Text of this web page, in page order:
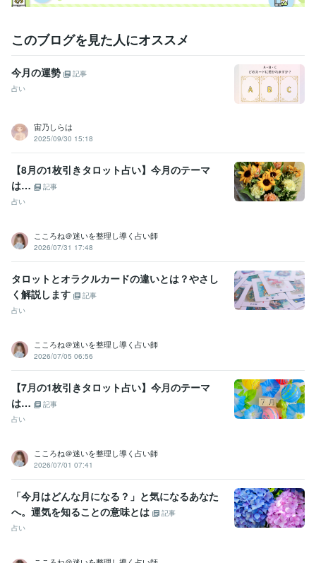
このブログを見た人にオススメ
今月の運勢
記事
占い
宙乃しらは
2025/09/30 15:18
【8月の1枚引きタロット占い】今月のテーマ
は…
記事
占い
こころね＠迷いを整理し導く占い師
2026/07/31 17:48
タロットとオラクルカードの違いとは？やさし
く解説します
記事
占い
こころね＠迷いを整理し導く占い師
2026/07/05 06:56
【7月の1枚引きタロット占い】今月のテーマ
は…
記事
占い
こころね＠迷いを整理し導く占い師
2026/07/01 07:41
「今月はどんな月になる？」と気になるあなた
へ。運気を知ることの意味とは
記事
占い